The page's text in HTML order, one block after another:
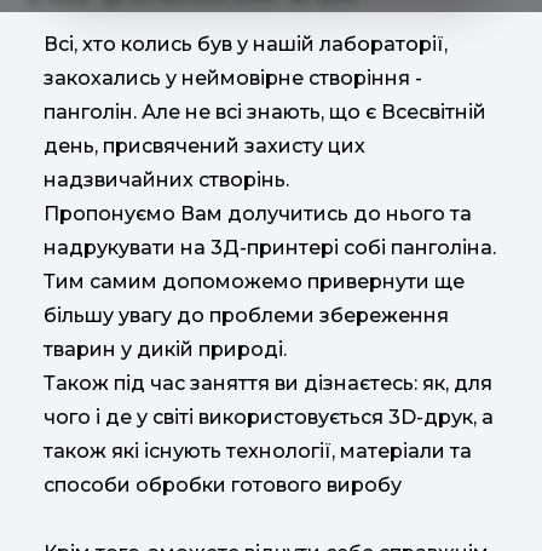
Всі, хто колись був у нашій лабораторії,
закохались у неймовірне створіння -
панголін. Але не всі знають, що є Всесвітній
день, присвячений захисту цих
надзвичайних створінь.
Пропонуємо Вам долучитись до нього та
надрукувати на 3Д-принтері собі панголіна.
Тим самим допоможемо привернути ще
більшу увагу до проблеми збереження
тварин у дикій природі.
Також під час заняття ви дізнаєтесь: як, для
чого і де у світі використовується 3D-друк, а
також які існують технології, матеріали та
способи обробки готового виробу